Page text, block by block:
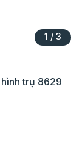
1 / 3
trụ 8629